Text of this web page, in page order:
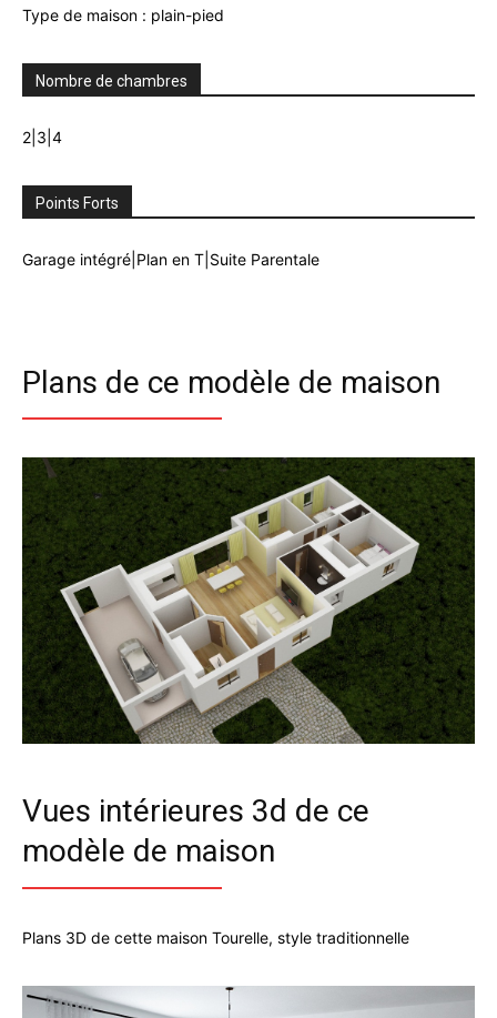
Type de maison : plain-pied
Nombre de chambres
2|3|4
Points Forts
Garage intégré|Plan en T|Suite Parentale
Plans de ce modèle de maison
Vues intérieures 3d de ce
modèle de maison
Plans 3D de cette maison Tourelle, style traditionnelle